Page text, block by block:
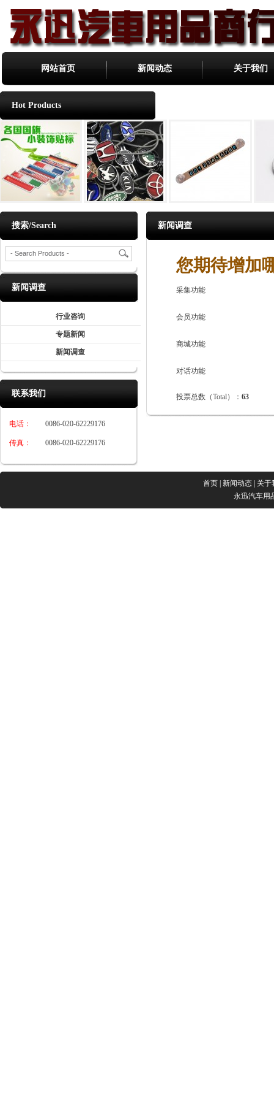
网站首页 新闻动态 关于我们
Hot Products
搜索/Search
新闻调查
行业咨询
专题新闻
新闻调查
联系我们
电话： 0086-020-62229176
传真： 0086-020-62229176
新闻调查
您期待增加
采集功能
会员功能
商城功能
对话功能
投票总数（Total）： 63
首页 新闻动态
关于
永迅汽车用